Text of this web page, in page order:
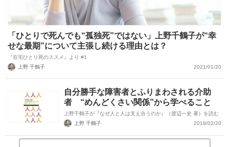
「ひとりで死んでも“孤独死”ではない」上野千鶴子が“幸
せな最期”について主張し続ける理由とは？
『在宅ひとり死のススメ』より #1
上野 千鶴子
2021/01/20
自分勝手な障害者とふりまわされる介助
者 “めんどくさい関係”から学べること
上野千鶴子が『なぜ人と人は支え合うのか』（渡辺一史 著）を読む
上野 千鶴子
2019/02/20